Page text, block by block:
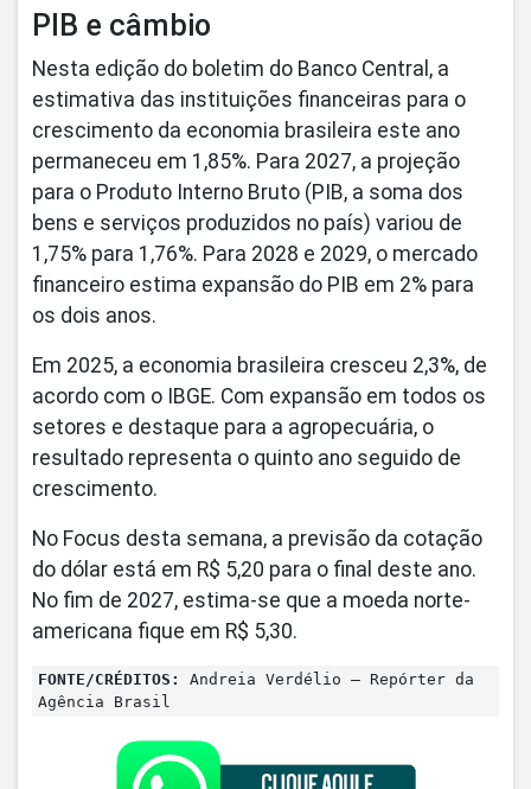
PIB e câmbio
Nesta edição do boletim do Banco Central, a
estimativa das instituições financeiras para o
crescimento da economia brasileira este ano
permaneceu em 1,85%. Para 2027, a projeção
para o Produto Interno Bruto (PIB, a soma dos
bens e serviços produzidos no país) variou de
1,75% para 1,76%. Para 2028 e 2029, o mercado
financeiro estima expansão do PIB em 2% para
os dois anos.
Em 2025, a economia brasileira cresceu 2,3%, de
acordo com o IBGE. Com expansão em todos os
setores e destaque para a agropecuária, o
resultado representa o quinto ano seguido de
crescimento.
No Focus desta semana, a previsão da cotação
do dólar está em R$ 5,20 para o final deste ano.
No fim de 2027, estima-se que a moeda norte-
americana fique em R$ 5,30.
FONTE/CRÉDITOS:
Andreia Verdélio – Repórter da
Agência Brasil